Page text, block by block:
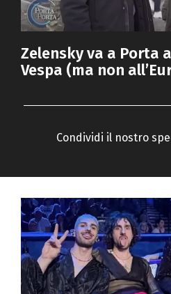
Zelensky va a Porta
Vespa (ma non
Condividi il nostro